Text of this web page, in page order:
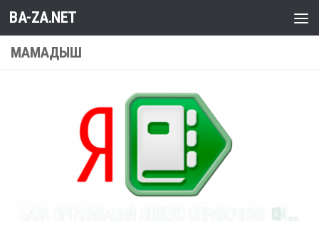
Перейти к содержимому
BA-ZA.NET
МАМАДЫШ